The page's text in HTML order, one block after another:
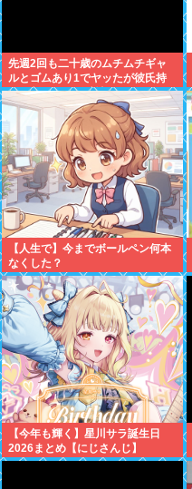
先週2回も二十歳のムチムチギャ
ルとゴムあり1でヤッたが彼氏持
ちと判明して脳破壊されとる
【人生で】今までボールペン何本
なくした？
【今年も輝く】星川サラ誕生日
2026まとめ【にじさんじ】